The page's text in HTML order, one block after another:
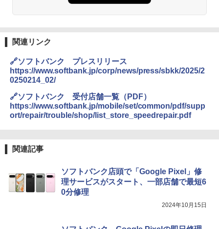
関連リンク
🔗ソフトバンク プレスリリース
https://www.softbank.jp/corp/news/press/sbkk/2025/2
0250214_02/
🔗ソフトバンク 受付店舗一覧（PDF）
https://www.softbank.jp/mobile/set/common/pdf/supp
ort/repair/trouble/shop/list_store_speedrepair.pdf
関連記事
ソフトバンク店頭で「Google Pixel」修
理サービスがスタート、一部店舗で最短6
0分修理
2024年10月15日